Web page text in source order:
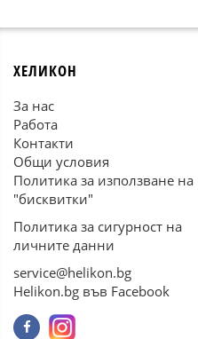
ХЕЛИКОН
За нас
Работа
Контакти
Общи условия
Политика за използване на
"бисквитки"
Политика за сигурност на
личните данни
service@helikon.bg
Helikon.bg във Facebook